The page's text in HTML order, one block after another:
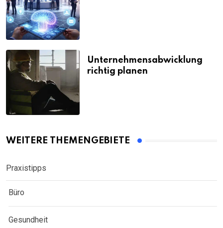
Unternehmensabwicklung
richtig planen
WEITERE THEMENGEBIETE
Praxistipps
Büro
Gesundheit